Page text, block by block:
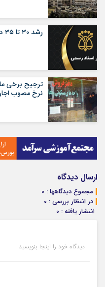
رشد ۳۰ تا ۳۵ درصدی تعرفه دفاتر اسناد رسمی
ترجیح برخی
نرخ مصوب
ارسال دیدگاه
مجموع دیدگاهها : 0
در انتظار بررسی : 0
انتشار یافته : 0
دیدگاه خود را اینجا بنویسید